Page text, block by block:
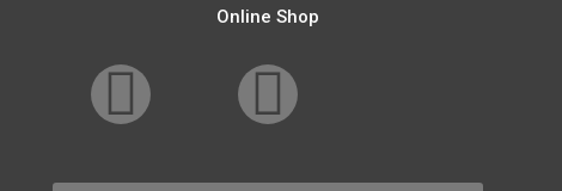
Online Shop